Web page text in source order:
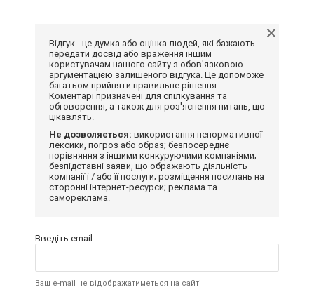
Відгук - це думка або оцінка людей, які бажають
передати досвід або враження іншим
користувачам нашого сайту з обов'язковою
аргументацією залишеного відгука. Це допоможе
багатьом прийняти правильне рішення.
Коментарі призначені для спілкування та
обговорення, а також для роз'яснення питань, що
цікавлять.
Не дозволяється: використання ненормативної
лексики, погроз або образ; безпосереднє
порівняння з іншими конкуруючими компаніями;
безпідставні заяви, що ображають діяльність
компанії і / або її послуги; розміщення посилань на
сторонні інтернет-ресурси; реклама та
самореклама.
Введіть email:
Ваш e-mail не відображатиметься на сайті